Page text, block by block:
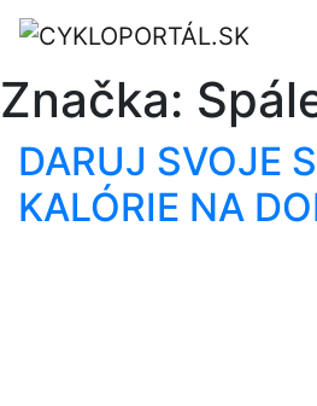
Značka:
DARUJ SVOJE
KALÓRIE NA